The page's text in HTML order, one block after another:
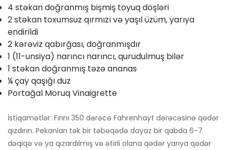
4 stəkan doğranmış bişmiş toyuq döşləri
2 stəkan toxumsuz qırmızı və yaşıl üzüm, yarıya
endirildi
2 kərəviz qabırğası, doğranmışdır
1 (11-unsiya) narıncı narıncı, qurudulmuş bilər
1 stəkan doğranmış təzə ananas
¼ çay qaşığı duz
Portağal Moruq Vinaigrette
İstiqamətlər: Fırını 350 dərəcə Fahrenhayt dərəcəsinə qədər
qızdırın. Pekanları tək bir təbəqədə dayaz bir qabda 6-7
dəqiqə və ya qızardılmış və ətirli olana qədər yarıya qədər